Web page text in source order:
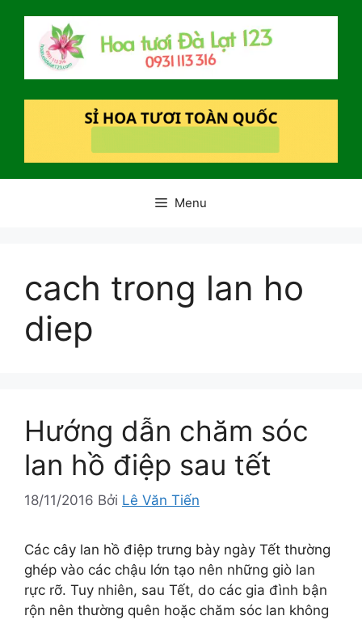
Menu
cach trong lan ho
diep
Hướng dẫn chăm sóc
lan hồ điệp sau tết
18/11/2016 Bởi Lê Văn Tiến
Các cây lan hồ điệp trưng bày ngày Tết thường
ghép vào các chậu lớn tạo nên những giò lan
rực rỡ. Tuy nhiên, sau Tết, do các gia đình bận
rộn nên thường quên hoặc chăm sóc lan không